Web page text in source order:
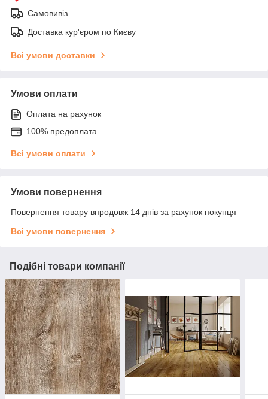
Самовивіз
Доставка кур'єром по Києву
Всі умови доставки
Умови оплати
Оплата на рахунок
100% предоплата
Всі умови оплати
Умови повернення
Повернення товару впродовж 14 днів за рахунок покупця
Всі умови повернення
Подібні товари компанії